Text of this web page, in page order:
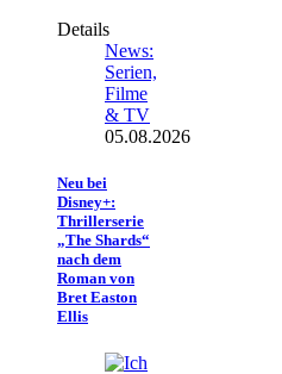
Details
News:
Serien,
Filme
& TV
05.08.2026
Neu bei
Disney+:
Thrillerserie
„The Shards“
nach dem
Roman von
Bret Easton
Ellis